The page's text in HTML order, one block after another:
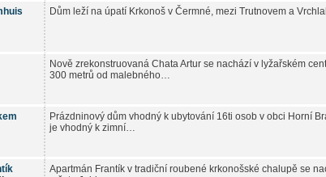
Dům leží na úpatí Krkonoš v Čermné, mezi Trutnovem a
Nově zrekonstruovaná Chata Artur se nachází v lyžařském
300 metrů od malebného…
Prázdninový dům vhodný k ubytování 16ti osob v obci Horní
je vhodný k zimní…
Apartmán Frantík v tradiční roubené krkonošské chalupě se